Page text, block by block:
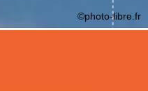
©photo-libre.fr